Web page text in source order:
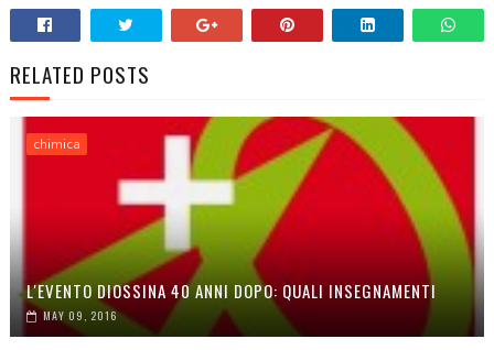
RELATED POSTS
chimica
L'EVENTO DIOSSINA 40 ANNI DOPO: QUALI INSEGNAMENTI
MAY 09, 2016